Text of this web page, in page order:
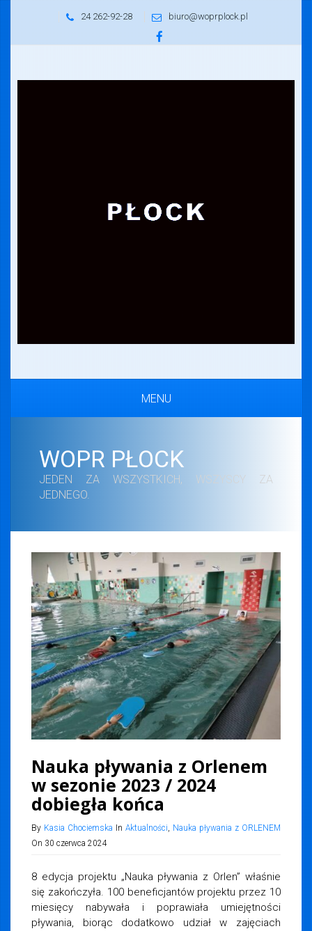
24 262-92-28 biuro@woprplock.pl
MENU
WOPR PŁOCK
JEDEN ZA WSZYSTKICH, WSZYSCY ZA
JEDNEGO.
Nauka pływania z Orlenem
w sezonie 2023 / 2024
dobiegła końca
By Kasia Chociemska In Aktualności, Nauka pływania z ORLENEM
On 30 czerwca 2024
8 edycja projektu „Nauka pływania z Orlen” właśnie
się zakończyła. 100 beneficjantów projektu przez 10
miesięcy nabywała i poprawiała umiejętności
pływania, biorąc dodatkowo udział w zajęciach